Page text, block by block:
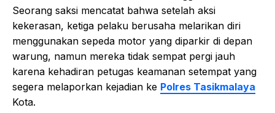
Seorang saksi mencatat bahwa setelah aksi
kekerasan, ketiga pelaku berusaha melarikan diri
menggunakan sepeda motor yang diparkir di depan
warung, namun mereka tidak sempat pergi jauh
karena kehadiran petugas keamanan setempat yang
segera melaporkan kejadian ke Polres Tasikmalaya
Kota.